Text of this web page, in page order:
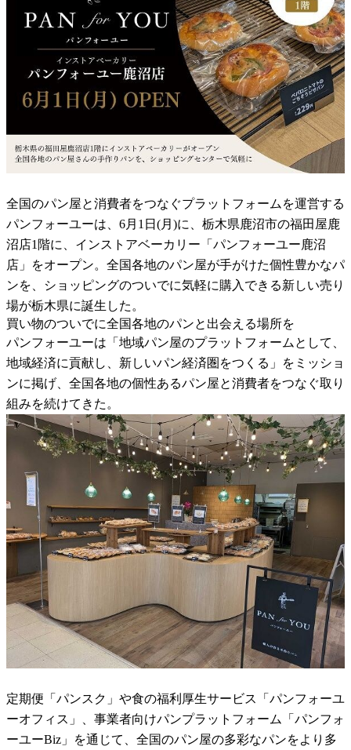
全国のパン屋と消費者をつなぐプラットフォームを運営する
パンフォーユーは、6月1日(月)に、栃木県鹿沼市の福田屋鹿
沼店1階に、インストアベーカリー「パンフォーユー鹿沼
店」をオープン。全国各地のパン屋が手がけた個性豊かなパ
ンを、ショッピングのついでに気軽に購入できる新しい売り
場が栃木県に誕生した。
買い物のついでに全国各地のパンと出会える場所を
パンフォーユーは「地域パン屋のプラットフォームとして、
地域経済に貢献し、新しいパン経済圏をつくる」をミッショ
ンに掲げ、全国各地の個性あるパン屋と消費者をつなぐ取り
組みを続けてきた。
定期便「パンスク」や食の福利厚生サービス「パンフォーユ
ーオフィス」、事業者向けパンプラットフォーム「パンフォ
ーユーBiz」を通じて、全国のパン屋の多彩なパンをより多